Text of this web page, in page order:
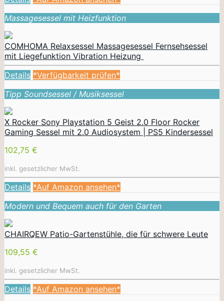
Massagesessel mit Heizfunktion
COMHOMA Relaxsessel Massagesessel Fernsehsessel
mit Liegefunktion Vibration Heizung
Details *Verfügbarkeit prüfen*
Tipp Soundsessel / Musiksessel
X Rocker Sony Playstation 5 Geist 2.0 Floor Rocker
Gaming Sessel mit 2.0 Audiosystem | PS5 Kindersessel
102,75 €
inkl. gesetzlicher MwSt.
Details *Auf Amazon ansehen*
Modern und Bequem auch für den Garten
CHAIRQEW Patio-Gartenstühle, die für schwere Leute
109,55 €
inkl. gesetzlicher MwSt.
Details *Auf Amazon ansehen*